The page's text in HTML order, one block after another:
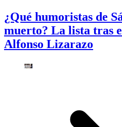
¿Qué humoristas de
muerto? La lista tras
Alfonso Lizarazo